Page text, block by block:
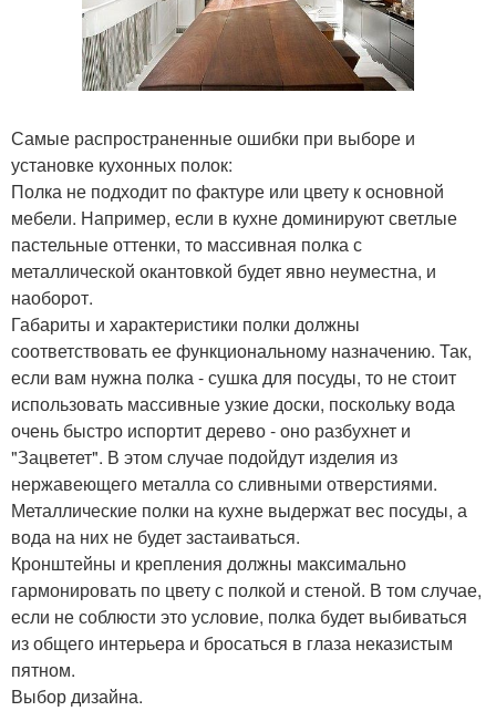
Самые распространенные ошибки при выборе и
установке кухонных полок:
Полка не подходит по фактуре или цвету к основной
мебели. Например, если в кухне доминируют светлые
пастельные оттенки, то массивная полка с
металлической окантовкой будет явно неуместна, и
наоборот.
Габариты и характеристики полки должны
соответствовать ее функциональному назначению. Так,
если вам нужна полка - сушка для посуды, то не стоит
использовать массивные узкие доски, поскольку вода
очень быстро испортит дерево - оно разбухнет и
"Зацветет". В этом случае подойдут изделия из
нержавеющего металла со сливными отверстиями.
Металлические полки на кухне выдержат вес посуды, а
вода на них не будет застаиваться.
Кронштейны и крепления должны максимально
гармонировать по цвету с полкой и стеной. В том случае,
если не соблюсти это условие, полка будет выбиваться
из общего интерьера и бросаться в глаза неказистым
пятном.
Выбор дизайна.